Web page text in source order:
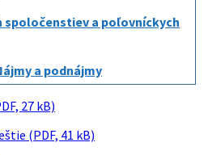
spoločenstiev a poľovníckych
a podnájmy
27 kB)
(PDF, 41 kB)